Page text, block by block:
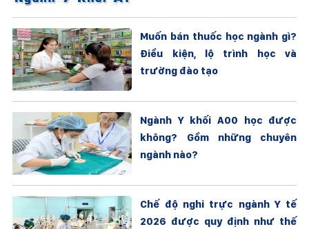
Muốn bán thuốc học ngành gì?
Điều kiện, lộ trình học và
trường đào tạo
Ngành Y khối A00 học được
không? Gồm những chuyên
ngành nào?
Chế độ nghỉ trực ngành Y tế
2026 được quy định như thế